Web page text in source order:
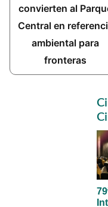
Post:
convierten al
Central en
ambiental para
fronteras